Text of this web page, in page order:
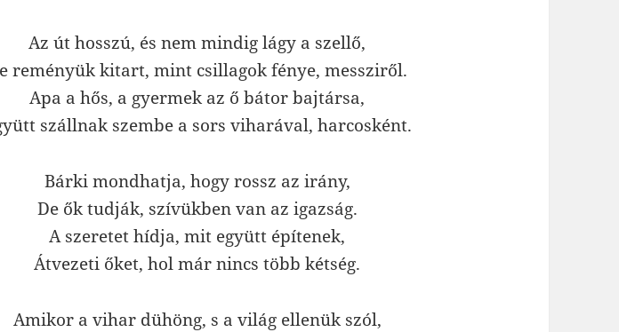
Az út hosszú, és nem mindig lágy a szellő,
reményük kitart, mint csillagok fénye, messziről.
Apa a hős, a gyermek az ő bátor bajtársa,
szállnak szembe a sors viharával, harcosként.
Bárki mondhatja, hogy rossz az irány,
De ők tudják, szívükben van az igazság.
A szeretet hídja, mit együtt építenek,
Átvezeti őket, hol már nincs több kétség.
Amikor a vihar dühöng, s a világ ellenük szól,